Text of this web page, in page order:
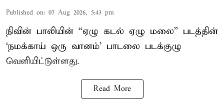
Published on: 07 Aug 2026, 5:43 pm
நிவின் பாலியின் “ஏழு கடல் ஏழு மலை” படத்தின்
‘நமக்காய் ஒரு வானம்’ பாடலை படக்குழு
வெளியிட்டுள்ளது.
Read More